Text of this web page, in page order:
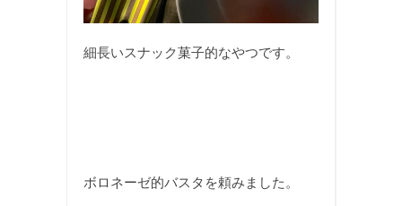
細長いスナック菓子的なやつです。
ボロネーゼ的バスタを頼みました。